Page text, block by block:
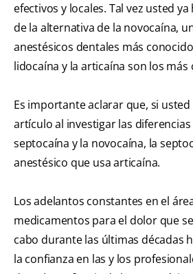
efectivos y locales. Tal vez usted
de la alternativa de la novocaína,
anestésicos dentales más
lidocaína y la articaína son los más
Es importante aclarar que, si
artículo al investigar las
septocaína y la novocaína, la
anestésico que usa articaína.
Los adelantos constantes en el
medicamentos para el dolor que
cabo durante las últimas décadas
la confianza en las y los